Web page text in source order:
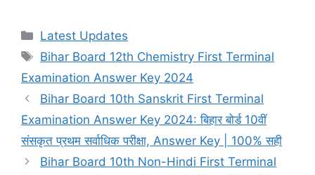
Categories
Latest Updates
Tags
Bihar Board 12th Chemistry First Terminal
Examination Answer Key 2024
Bihar Board 10th Sanskrit First Terminal
Examination Answer Key 2024: बिहार बोर्ड 10वीं
संसकृत प्रथम सर्वाधिक परीक्षा, Answer Key | 100% सही
Bihar Board 10th Non-Hindi First Terminal